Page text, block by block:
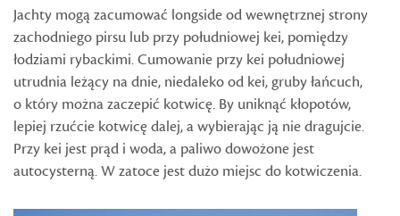
Jachty mogą zacumować longside od wewnętrznej strony
zachodniego pirsu lub przy południowej kei, pomiędzy
łodziami rybackimi. Cumowanie przy kei południowej
utrudnia leżący na dnie, niedaleko od kei, gruby łańcuch,
o który można zaczepić kotwicę. By uniknąć kłopotów,
lepiej rzućcie kotwicę dalej, a wybierając ją nie dragujcie.
Przy kei jest prąd i woda, a paliwo dowożone jest
autocysterną. W zatoce jest dużo miejsc do kotwiczenia.